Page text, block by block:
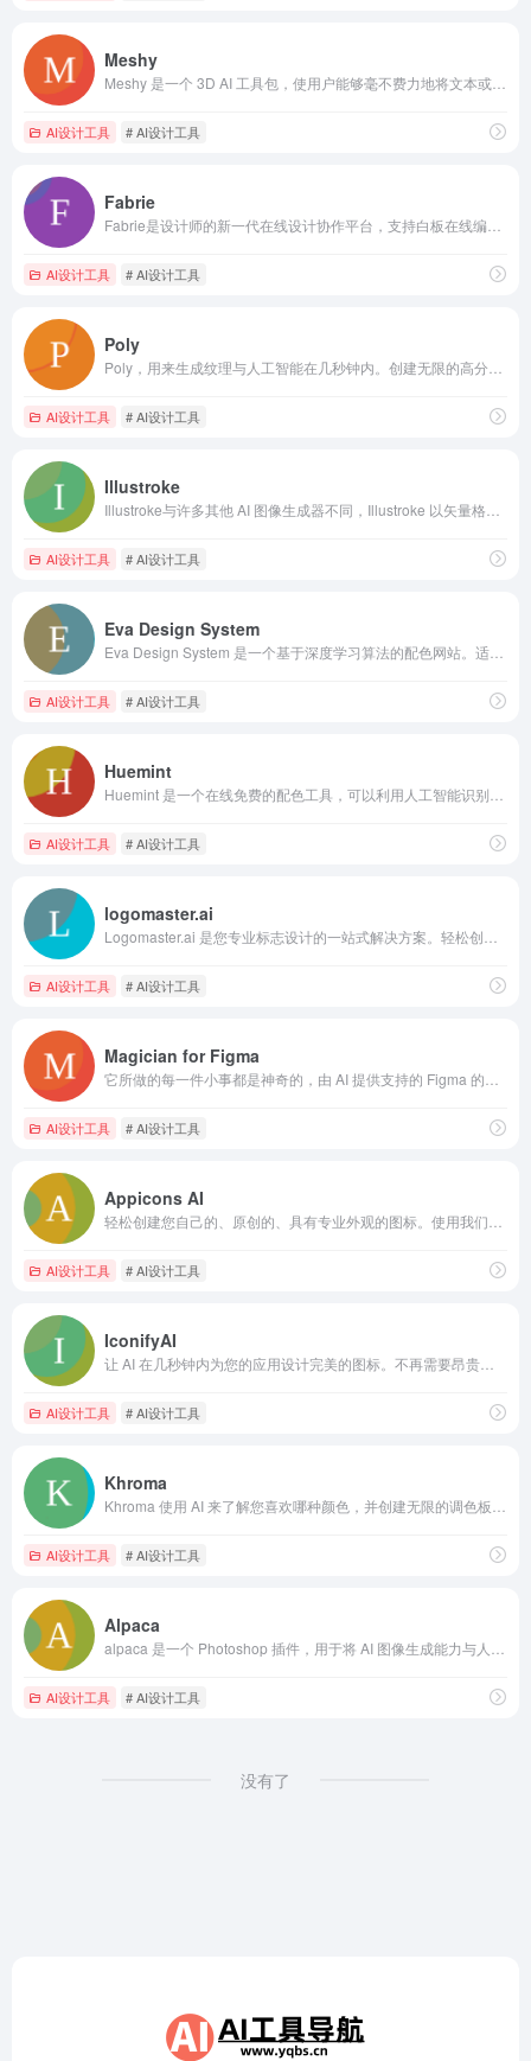
Meshy
AI设计工具 # AI设计工具
Fabrie
AI设计工具 # AI设计工具
Poly
AI设计工具 # AI设计工具
Illustroke
AI设计工具 # AI设计工具
Eva Design System
AI设计工具 # AI设计工具
Huemint
AI设计工具 # AI设计工具
logomaster.ai
AI设计工具 # AI设计工具
Magician for Figma
AI设计工具 # AI设计工具
Appicons AI
AI设计工具 # AI设计工具
IconifyAI
AI设计工具 # AI设计工具
Khroma
AI设计工具 # AI设计工具
Alpaca
AI设计工具 # AI设计工具
没有了